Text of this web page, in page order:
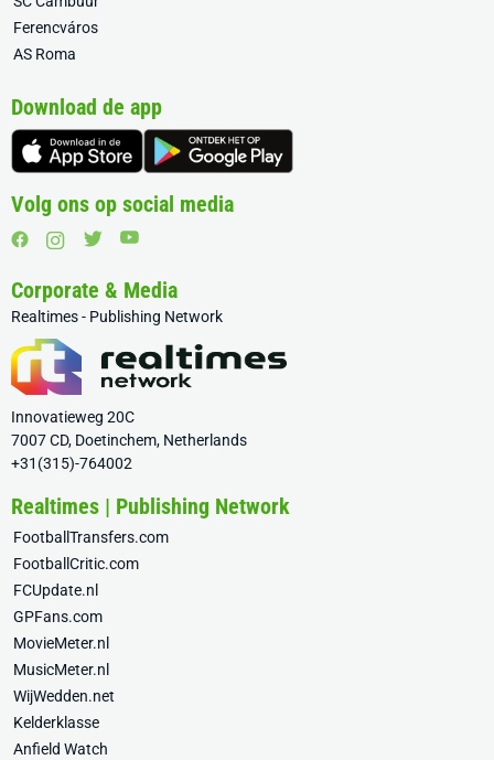
Ferencváros
AS Roma
Download de app
Volg ons op social media
Corporate & Media
Realtimes - Publishing Network
Innovatieweg 20C
7007 CD, Doetinchem, Netherlands
+31(315)-764002
Realtimes | Publishing Network
FootballTransfers.com
FootballCritic.com
FCUpdate.nl
GPFans.com
MovieMeter.nl
MusicMeter.nl
WijWedden.net
Kelderklasse
Anfield Watch